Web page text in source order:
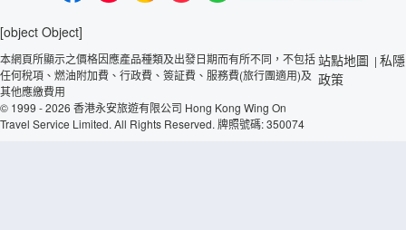
[object Object]
本網頁所顯示之價格因應產品種類及出發日期而有所不同，不包括
任何稅項、燃油附加費、行政費、簽証費、服務費(旅行團適用)及
其他應繳費用
© 1999 - 2026 香港永安旅遊有限公司 Hong Kong Wing On
Travel Service Limited. All Rights Reserved. 牌照號碼: 350074
站點地圖 | 私隱
政策